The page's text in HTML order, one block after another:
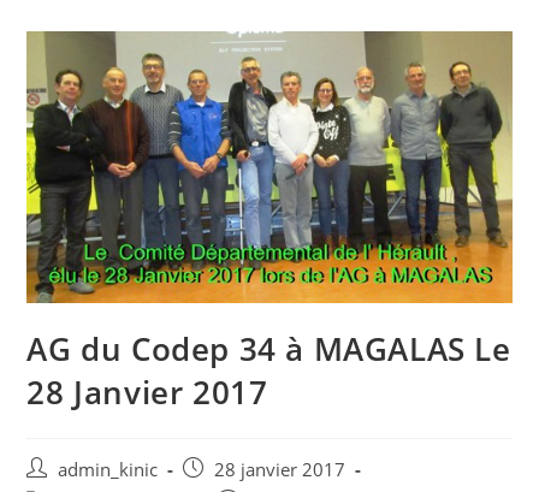
AG du Codep 34 à MAGALAS Le
28 Janvier 2017
admin_kinic
28 janvier 2017